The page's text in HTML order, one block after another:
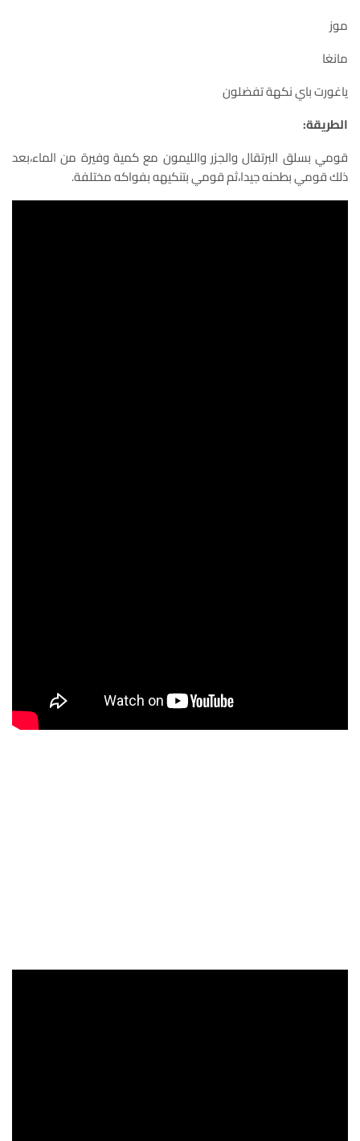
موز
مانغا
ياغورت باي نكهة تفضلون
الطريقة:
قومي بسلق البرتقال والجزر والليمون مع كمية وفيرة من الماء،بعد
ذلك قومي بطحنه جيدا،ثم قومي بتنكيهه بفواكه مختلفة.